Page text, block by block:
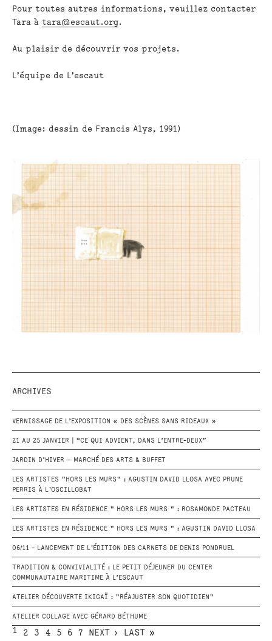
Pour toutes autres informations, veuillez contacter
Tara àtara@escaut.org.
Au plaisir de découvrir vos projets.
L’équipe de L’escaut
(Image: dessin de Francis Alys, 1991)
ARCHIVES
VERNISSAGE DE L’EXPOSITION « DES SCÈNES SANS RIDEAUX »
21 AU 25 JANVIER | “CE QUI ADVIENT, DANS L’ENTRE-DEUX”
JARDIN D’HIVER – MARCHÉ DES ARTS & BUFFET
LES ARTISTES "HORS LES MURS" : AGUSTIN DAVID LLOSA AVEC PRUNE
PERRIS À L'OSCILLOBAT
LES ARTISTES EN RÉSIDENCE " HORS LES MURS " : ROSAMONDE PACTEAU
LES ARTISTES EN RÉSIDENCE " HORS LES MURS " : AGUSTIN DAVID LLOSA
06/11 - LANCEMENT DE L'ÉDITION DES CARNETS DE DENIS PONDRUEL
TRADITION & CONVIVIALITÉ : LE PETIT DÉJEUNER DU CENTER
COMMUNAUTAIRE MARITIME À L’ESCAUT
ATELIER DÉCOUVERTE IKIGAÏ : "RÉAJUSTER SON QUOTIDIEN"
ATELIER COLLAGE AVEC GÉRARD BÉTHUME
1 2 3 4 5 6 7 NEXT › LAST »